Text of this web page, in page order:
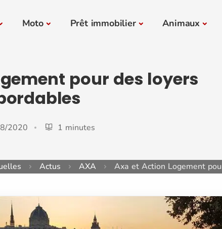
Moto Prêt immobilier Animaux
pour des loyers
2020 1 minutes
Actus AXA Axa et Action Logement